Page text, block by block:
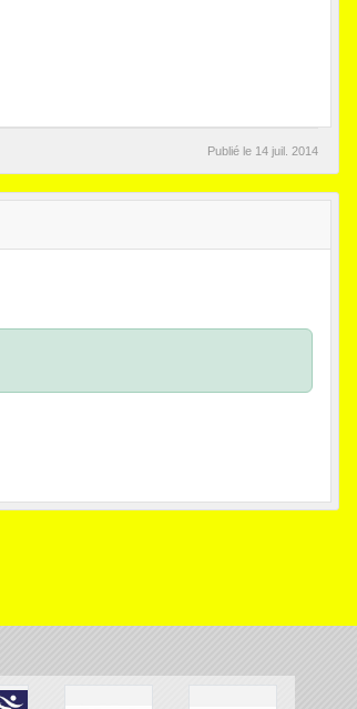
Publié le 14 juil. 2014